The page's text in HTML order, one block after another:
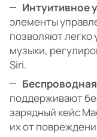
Интуитивное
элементы
позволяют легко
музыки,
Siri.
поддерживают
зарядный кейс
их от